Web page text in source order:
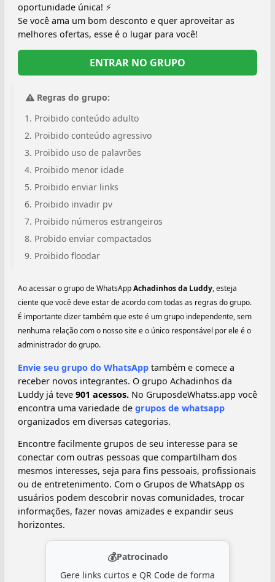
oportunidade única! ⚡
Se você ama um bom desconto e quer aproveitar as
melhores ofertas, esse é o lugar para você!
ENTRAR NO GRUPO
Regras do grupo:
Proibido conteúdo adulto
Proibido conteúdo agressivo
Proibido uso de palavrões
Proibido menor idade
Proibido enviar links
Proibido invadir pv
Proibido números estrangeiros
Probido enviar compactados
Proibido floodar
Ao acessar o grupo de WhatsAppAchadinhos da Luddy, esteja
ciente que você deve estar de acordo com todas as regras do grupo.
É importante dizer também que este é um grupo independente, sem
nenhuma relação com o nosso site e o único responsável por ele é o
administrador do grupo.
Envie seu grupo do WhatsApp também e comece a
receber novos integrantes. O grupo Achadinhos da
Luddy já teve 901 acessos. No GruposdeWhatss.app você
encontra uma variedade de grupos de whatsapp
organizados em diversas categorias.
Encontre facilmente grupos de seu interesse para se
conectar com outras pessoas que compartilham dos
mesmos interesses, seja para fins pessoais, profissionais
ou de entretenimento. Com o Grupos de WhatsApp os
usuários podem descobrir novas comunidades, trocar
informações, fazer novas amizades e expandir seus
horizontes.
💰Patrocinado
Gere links curtos e QR Code de forma